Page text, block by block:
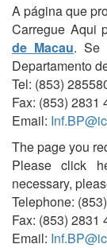
A página que
Carregue Aqui
de Macau. Se
Departamento
Tel: (853)
Fax: (853) 2831
Email:
The page you
Please click
necessary,
Telephone:
Fax: (853) 2831
Email: